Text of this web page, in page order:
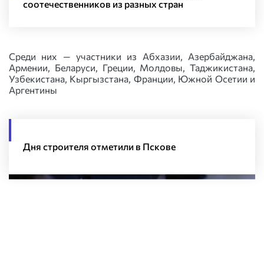
соотечественников из разных стран
Среди них — участники из Абхазии, Азербайджана,
Армении, Беларуси, Греции, Молдовы, Таджикистана,
Узбекистана, Кыргызстана, Франции, Южной Осетии и
Аргентины
Дня строителя отметили в Пскове